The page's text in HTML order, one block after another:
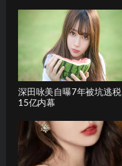
深田咏美自曝7年被坑逃税
15亿内幕